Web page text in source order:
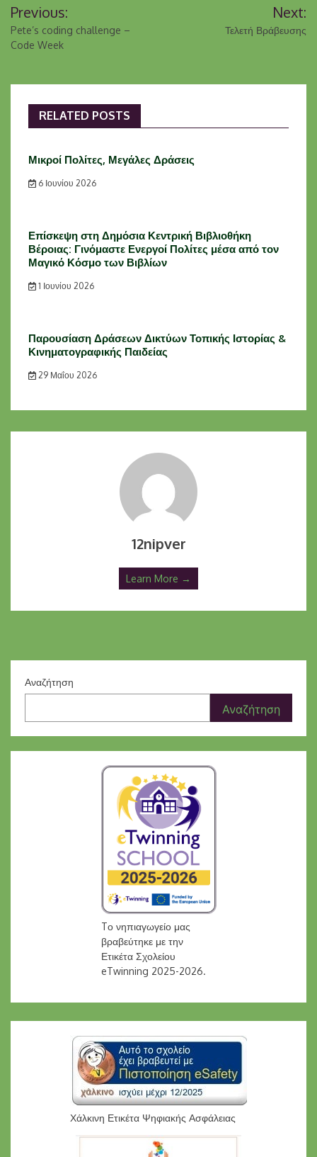
άρθρων
Previous:
Pete’s coding challenge –
Code Week
Next:
Τελετή Βράβευσης
RELATED POSTS
Μικροί Πολίτες, Μεγάλες Δράσεις
6 Ιουνίου 2026
Επίσκεψη στη Δημόσια Κεντρική Βιβλιοθήκη
Βέροιας: Γινόμαστε Ενεργοί Πολίτες μέσα από τον
Μαγικό Κόσμο των Βιβλίων
1 Ιουνίου 2026
Παρουσίαση Δράσεων Δικτύων Τοπικής Ιστορίας &
Κινηματογραφικής Παιδείας
29 Μαΐου 2026
12nipver
Learn More →
Αναζήτηση
Αναζήτηση
Tο νηπιαγωγείο μας
βραβεύτηκε με την
Ετικέτα Σχολείου
eTwinning 2025-2026.
Χάλκινη Ετικέτα Ψηφιακής Ασφάλειας